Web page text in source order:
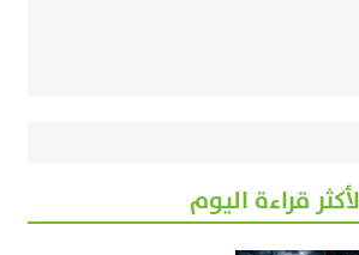
قراءة اليوم